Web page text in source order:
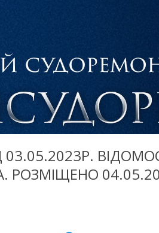
РОЗМІЩЕНО